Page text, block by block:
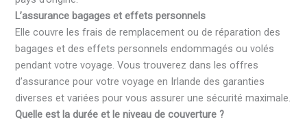
L’assurance bagages et effets personnels
Elle couvre les frais de remplacement ou de réparation des
bagages et des effets personnels endommagés ou volés
pendant votre voyage. Vous trouverez dans les offres
d’assurance pour votre voyage en Irlande des garanties
diverses et variées pour vous assurer une sécurité maximale.
Quelle est la durée et le niveau de couverture ?